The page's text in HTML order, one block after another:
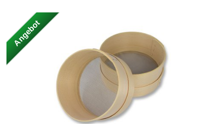
Angebot